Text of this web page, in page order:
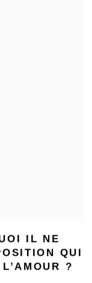
IL NE
QUI
?